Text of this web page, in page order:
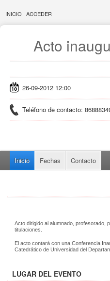
INICIO | ACCEDER
Acto
26-09-2012 12:00
Teléfono de contacto:
Inicio Fechas Contacto
Acto dirigido al alumnado, profesorado,
titulaciones.
El acto contará con una Conferencia
Catedrático de Universidad del
LUGAR DEL EVENTO